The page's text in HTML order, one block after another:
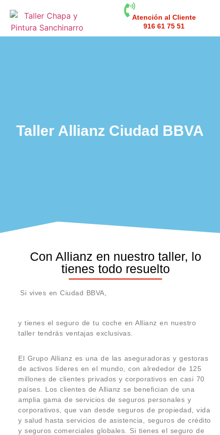
Atención al Cliente
916 61 75 51
Taller Allianz Ciudad BBVA
Con Allianz en nuestro taller, lo
tienes todo resuelto
Si vives en Ciudad BBVA,
y tienes el seguro de tu coche en Allianz en nuestro
taller tendrás ventajas exclusivas.
El Grupo Allianz es una de las aseguradoras y gestoras
de activos líderes en el mundo, con alrededor de 125
millones de clientes privados y corporativos en casi 70
países. Los clientes de Allianz se benefician de una
amplia gama de servicios de seguros personales y
corporativos, que van desde seguros de propiedad, vida
y salud hasta servicios de asistencia, seguros de crédito
y seguros comerciales globales. Si tienes el seguro de